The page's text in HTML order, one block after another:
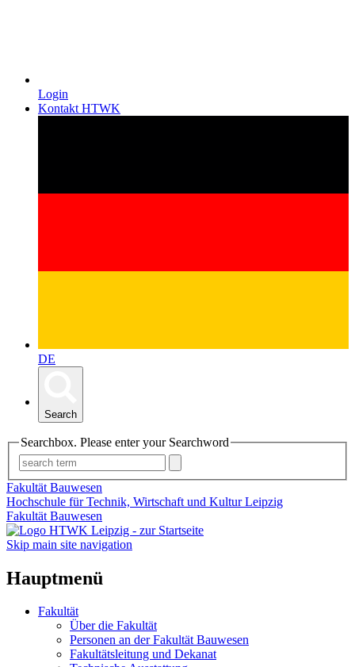
Login
Kontakt HTWK
DE
Search
Searchbox. Please enter your Searchword
Fakultät Bauwesen
Hochschule für Technik, Wirtschaft und Kultur Leipzig
Fakultät Bauwesen
Skip main site navigation
Hauptmenü
Fakultät
Über die Fakultät
Personen an der Fakultät Bauwesen
Fakultätsleitung und Dekanat